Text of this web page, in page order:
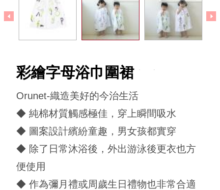
彩繪字母浴巾圍裙
Orunet-織造美好的今治生活
◆ 純棉材質觸感極佳，穿上瞬間吸水
◆ 圖案設計繽紛童趣，男女孩都實穿
◆ 除了日常沐浴後，外出游泳後更衣也方
便使用
◆ 作為彌月禮或周歲生日禮物也非常合適